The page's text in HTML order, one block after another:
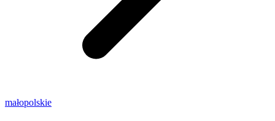
małopolskie